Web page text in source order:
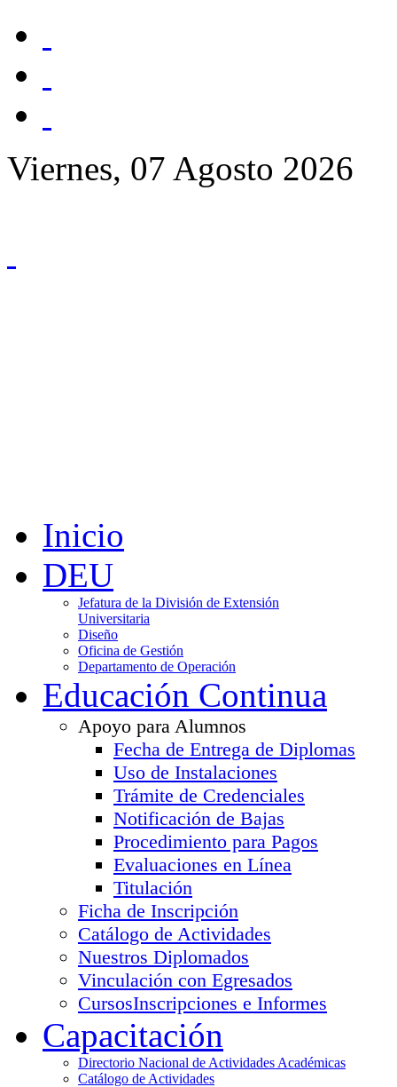
Viernes, 07 Agosto 2026
Inicio
DEU
Jefatura de la División de Extensión
Universitaria
Diseño
Oficina de Gestión
Departamento de Operación
Educación Continua
Apoyo para Alumnos
Fecha de Entrega de Diplomas
Uso de Instalaciones
Trámite de Credenciales
Notificación de Bajas
Procedimiento para Pagos
Evaluaciones en Línea
Titulación
Ficha de Inscripción
Catálogo de Actividades
Nuestros Diplomados
Vinculación con Egresados
CursosInscripciones e Informes
Capacitación
Directorio Nacional de Actividades Académicas
Catálogo de Actividades